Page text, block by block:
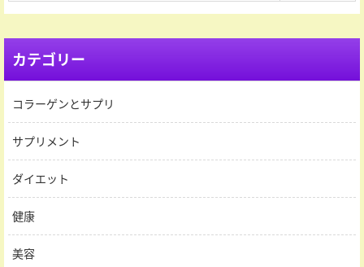
カテゴリー
コラーゲンとサプリ
サプリメント
ダイエット
健康
美容